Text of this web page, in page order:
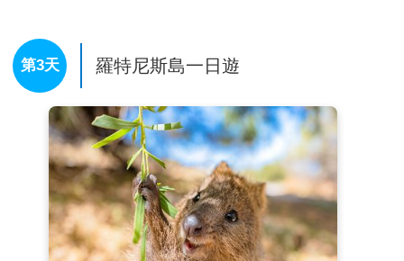
及海岸線的全景，黎明和黃昏時可欣賞到最佳的美景。
沙丘整體約有兩公里長，就位在蘭斯林（Lancelin）城
鎮的內陸。
【龍蝦工廠Lobster Shack Cervantes】1966年，湯普
森家族的衛湯普森(DavidThompsonSenior)掌舵他的
船“Seatips”，早在60年代，大衛就住在伯斯以北200公
里的一個沿海棚屋區，和他的三個兒子一起在海上工
作，每天捕撈難以捉摸的西部岩龍蝦，如今，這三個兒
子已經撫養自己的兒子成為龍蝦漁民。如果您也喜歡龍
蝦，那麼您就無需再猶豫，參觀龍蝦工廠並享用美味的
龍蝦海鮮大餐。
查看完整資訊
早餐： 飯店內用
午餐：
龍蝦套餐二道式，半隻龍蝦+薯條+軟性飲料
晚餐：
敬請自理
住宿：
Crowne plaza perth 或Holiday inn perth city
centre或 Mercure或Novotel或同級